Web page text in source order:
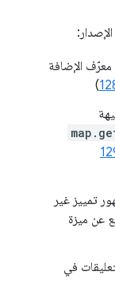
معرّف الإضافة
)
تمييز غير
عن ميزة
في